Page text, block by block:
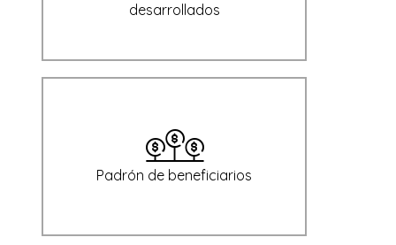
desarrollados
Padrón de beneficiarios